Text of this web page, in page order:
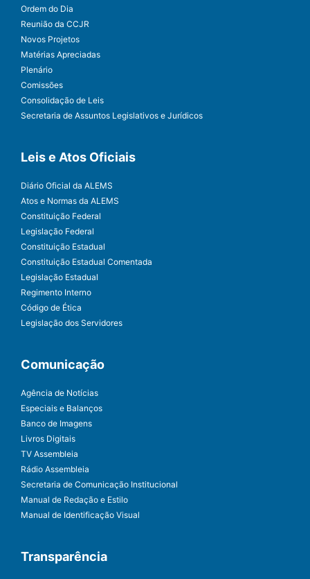
Ordem do Dia
Reunião da CCJR
Novos Projetos
Matérias Apreciadas
Plenário
Comissões
Consolidação de Leis
Secretaria de Assuntos Legislativos e Jurídicos
Leis e Atos Oficiais
Diário Oficial da ALEMS
Atos e Normas da ALEMS
Constituição Federal
Legislação Federal
Constituição Estadual
Constituição Estadual Comentada
Legislação Estadual
Regimento Interno
Código de Ética
Legislação dos Servidores
Comunicação
Agência de Notícias
Especiais e Balanços
Banco de Imagens
Livros Digitais
TV Assembleia
Rádio Assembleia
Secretaria de Comunicação Institucional
Manual de Redação e Estilo
Manual de Identificação Visual
Transparência